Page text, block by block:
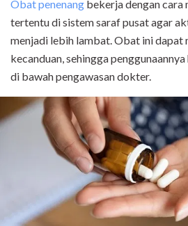
Obat penenang bekerja dengan
tertentu di sistem saraf pusat agar
menjadi lebih lambat. Obat ini dapat
kecanduan, sehingga
di bawah pengawasan dokter.